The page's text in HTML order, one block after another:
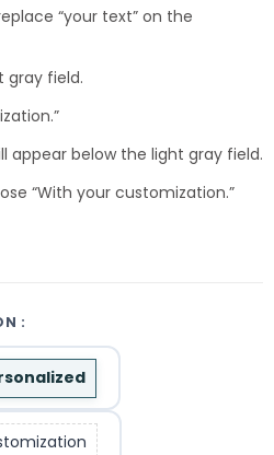
“your text” on the
gray field.
appear below the light gray field.
“With your customization.”
: